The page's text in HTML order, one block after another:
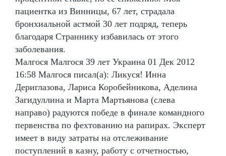
пациентка из Винницы, 67 лет, страдала
бронхиальной астмой 30 лет подряд, теперь
благодаря Страннику избавилась от этого
заболевания.
Малгося Малгося 39 лет Украина 01 Дек 2012
16:58 Малгося писал(а): Ликуся! Инна
Дериглазова, Лариса Коробейникова, Аделина
Загидуллина и Марта Мартьянова (слева
направо) радуются победе в финале командного
первенства по фехтованию на рапирах. Эксперт
имеет в виду затраты на отслеживание
поступлений в казну, работу с отчетностью,